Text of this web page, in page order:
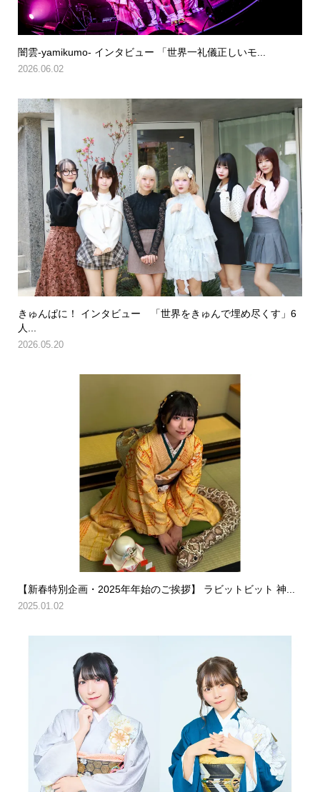
闇雲-yamikumo- インタビュー 「世界一礼儀正しいモ...
2026.06.02
きゅんぱに！ インタビュー 「世界をきゅんで埋め尽くす」6
人...
2026.05.20
【新春特別企画・2025年年始のご挨拶】 ラビットビット 神...
2025.01.02